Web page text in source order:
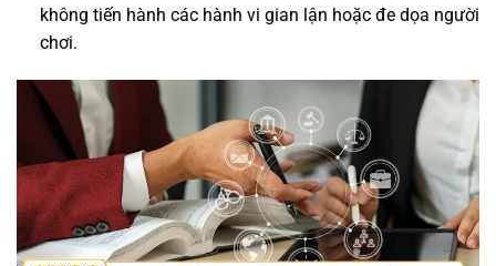
không tiến hành các hành vi gian lận hoặc đe dọa người
chơi.